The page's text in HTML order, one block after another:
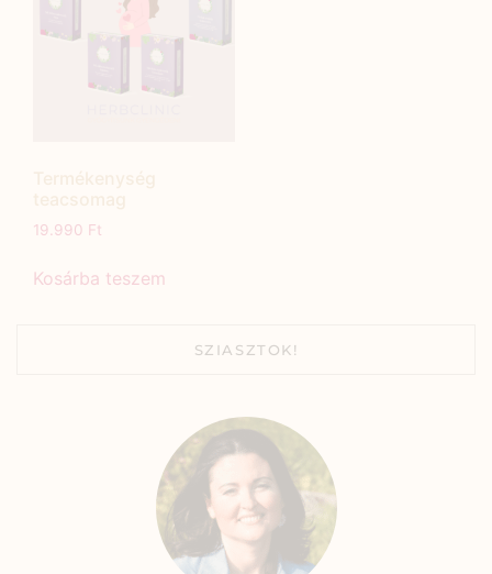
19.990 Ft
Kosárba teszem
SZIASZTOK!